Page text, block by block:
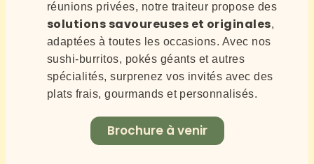
réunions privées, notre traiteur propose des
solutions savoureuses et originales,
adaptées à toutes les occasions. Avec nos
sushi-burritos, pokés géants et autres
spécialités, surprenez vos invités avec des
plats frais, gourmands et personnalisés.
Brochure à venir